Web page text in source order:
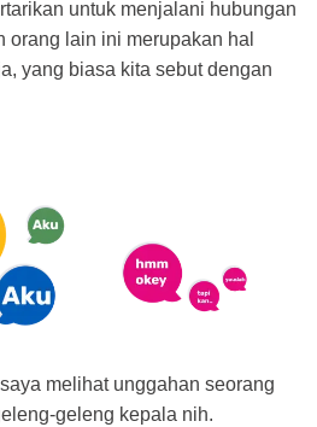
untuk menjalani hubungan
orang lain ini merupakan hal
yang biasa kita sebut dengan
melihat unggahan seorang
geleng kepala nih.